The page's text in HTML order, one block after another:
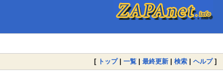
[ トップ| 一覧 | 最終更新 | 検索 | ヘルプ]